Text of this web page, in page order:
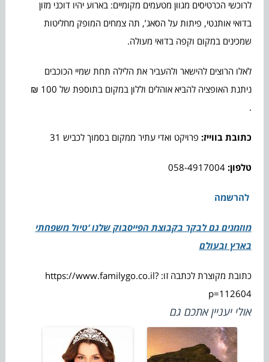
לרוכשי הכרטיסים מגוון מטעמים מקומיים: בארוע יהיו דוכני מזון
בדואי אותנטי, פיתות על הסאג’, תה צמחים המופק מחליטות
שמכינים במקום וקפה בדואי מעולה.
לאלו הרוצים להישאר ולהעביר את הלילה תחת שמיי הכוכבים
ניתנת האופציה להביא אוהלים וללון במקום בתוספת של 100 ₪
.
כתובת בווייז: פרויקט ואדי עתיר ממקום בסמוך לכביש 31
טלפון: 058-4917004
להרשמה
מוזמנים גם לבקר בקבוצת הפייסבוק שלנו ‘טיול משפחתי
בארץ ובעולם
כתובת מקוצרת לכתבה זו: https://www.familygo.co.il?
p=112604
אולי יעניין אתכם גם